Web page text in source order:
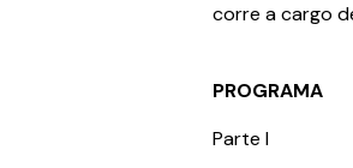
corre a cargo
PROGRAMA
Parte I